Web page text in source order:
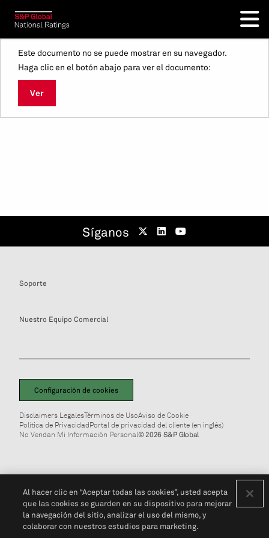
Este documento no se puede mostrar en su navegador.
Haga clic en el botón abajo para ver el documento:
Ver
Síganos
Soporte
Nuestro Equipo Comercial
Configuración de cookies
Disclaimers LegalesTérminos de UsoAviso de Cookie
Política de PrivacidadPortal de privacidad del cliente (en inglés)
No Vendan Mi Información Personal© 2026 S&P Global
Al hacer clic en “Aceptar todas las cookies”, usted acepta
que las cookies se guarden en su dispositivo para mejorar
la navegación del sitio, analizar el uso del mismo, y
colaborar con nuestros estudios para marketing.